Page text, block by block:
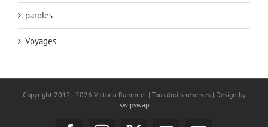
paroles
Voyages
Copyright 2012 - 2026 Victoria Rummler | Tous droits réservés | Design by
swipswap